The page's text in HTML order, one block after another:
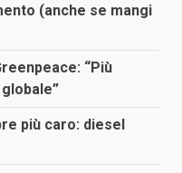
(anche se mangi
“Più
più caro: diesel